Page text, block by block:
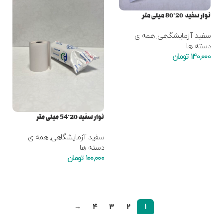
نوار سفید 20*80 میلی متر
سفید آزمایشگاهی,همه ی
دسته ها
140,000 تومان
نوار سفید 20*54 میلی متر
سفید آزمایشگاهی,همه ی
دسته ها
100,000 تومان
1
2
3
4
→